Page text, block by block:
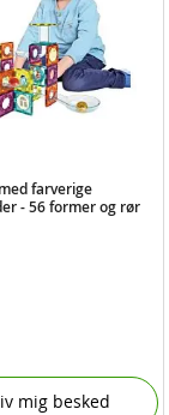
farverige
- 56 former og rør
mig besked